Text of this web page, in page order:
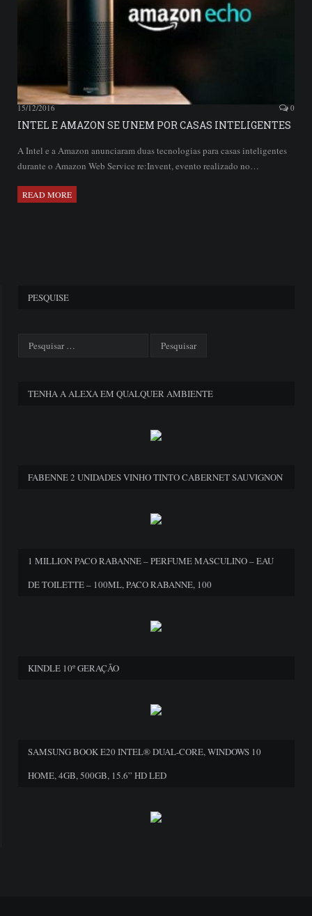
15/12/2016 0
INTEL E AMAZON SE UNEM POR CASAS INTELIGENTES
A Intel e a Amazon anunciaram duas tecnologias para casas inteligentes
durante o Amazon Web Service re:Invent, evento realizado no…
READ MORE
PESQUISE
TENHA A ALEXA EM QUALQUER AMBIENTE
FABENNE 2 UNIDADES VINHO TINTO CABERNET SAUVIGNON
1 MILLION PACO RABANNE – PERFUME MASCULINO – EAU
DE TOILETTE – 100ML, PACO RABANNE, 100
KINDLE 10º GERAÇÃO
SAMSUNG BOOK E20 INTEL® DUAL-CORE, WINDOWS 10
HOME, 4GB, 500GB, 15.6” HD LED